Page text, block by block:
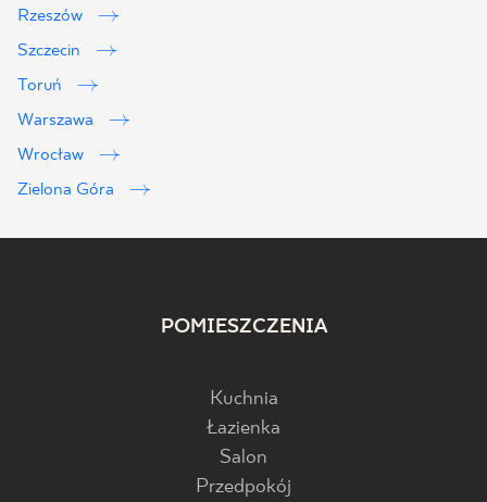
Rzeszów
Szczecin
Toruń
Warszawa
Wrocław
Zielona Góra
POMIESZCZENIA
Kuchnia
Łazienka
Salon
Przedpokój